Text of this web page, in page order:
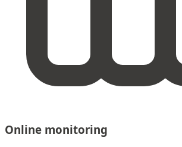
Online monitoring